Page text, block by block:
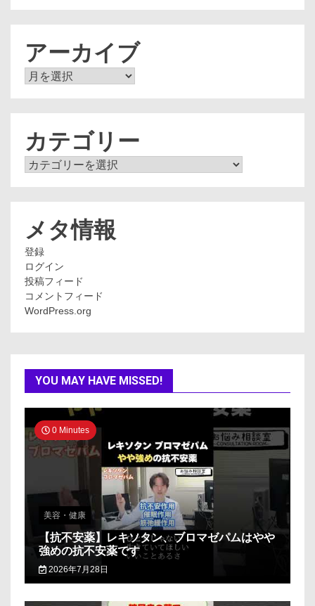
アーカイブ
ア
カテゴリー
カ
メタ情報
登録
ログイン
投稿フィード
コメントフィード
WordPress.org
YOU MAY HAVE MISSED!
0 Minutes
美容・健康
【抗不安薬】レキソタン、ブロマゼパムはやや
強めの抗不安薬です
2026年7月28日